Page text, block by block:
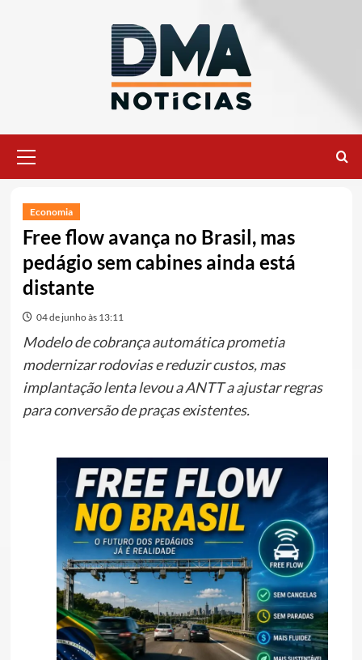
principal
Economia
Free flow avança no Brasil, mas
pedágio sem cabines ainda está
distante
04 de junho às 13:11
Modelo de cobrança automática prometia
modernizar rodovias e reduzir custos, mas
implantação lenta levou a ANTT a ajustar regras
para conversão de praças existentes.